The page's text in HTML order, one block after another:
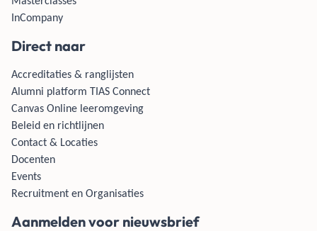
InCompany
Direct naar
Accreditaties & ranglijsten
Alumni platform TIAS Connect
Canvas Online leeromgeving
Beleid en richtlijnen
Contact & Locaties
Docenten
Events
Recruitment en Organisaties
Aanmelden voor nieuwsbrief